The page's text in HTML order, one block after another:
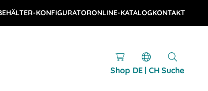
KONFIGURATORONLINE-KATALOGKONTAKT
Shop DE | CH Suche